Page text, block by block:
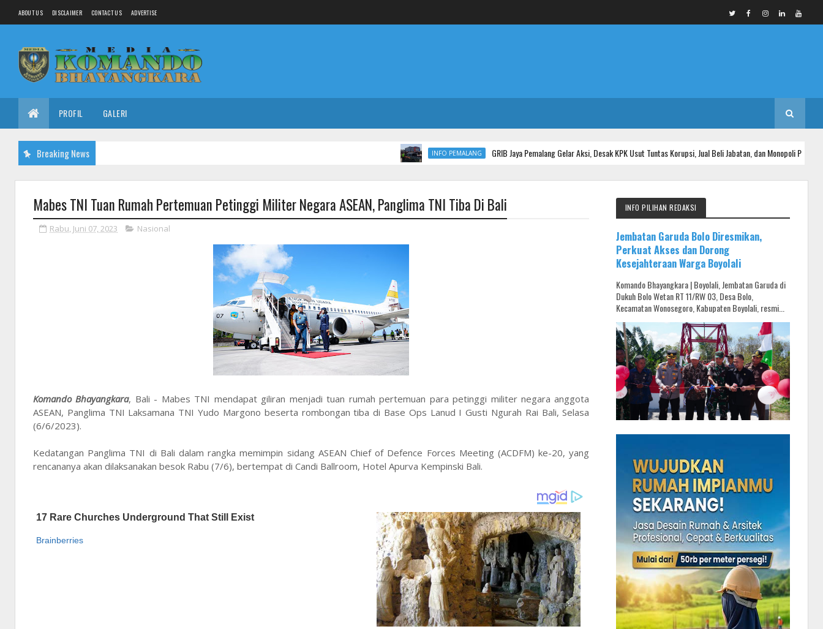
ABOUT US DISCLAIMER CONTACT US ADVERTISE
PROFIL GALERI
Breaking News INFO PEMALANG GRIB Jaya Pemalang Gelar Aksi, Desak KPK Usut Tuntas Korupsi, Jual Beli Jabatan, dan Monopoli Proyek
Mabes TNI Tuan Rumah Pertemuan Petinggi Militer Negara ASEAN, Panglima TNI Tiba Di Bali
Rabu, Juni 07, 2023 Nasional
Komando Bhayangkara, Bali - Mabes TNI mendapat giliran menjadi tuan rumah pertemuan para petinggi militer negara anggota
ASEAN, Panglima TNI Laksamana TNI Yudo Margono beserta rombongan tiba di Base Ops Lanud I Gusti Ngurah Rai Bali, Selasa
(6/6/2023).
Kedatangan Panglima TNI di Bali dalam rangka memimpin sidang ASEAN Chief of Defence Forces Meeting (ACDFM) ke-20, yang
rencananya akan dilaksanakan besok Rabu (7/6), bertempat di Candi Ballroom, Hotel Apurva Kempinski Bali.
INFO PILIHAN REDAKSI
Jembatan Garuda Bolo Diresmikan,
Perkuat Akses dan Dorong
Kesejahteraan Warga Boyolali
Komando Bhayangkara | Boyolali, Jembatan Garuda di
Dukuh Bolo Wetan RT 11/RW 03, Desa Bolo,
Kecamatan Wonosegoro, Kabupaten Boyolali, resmi...